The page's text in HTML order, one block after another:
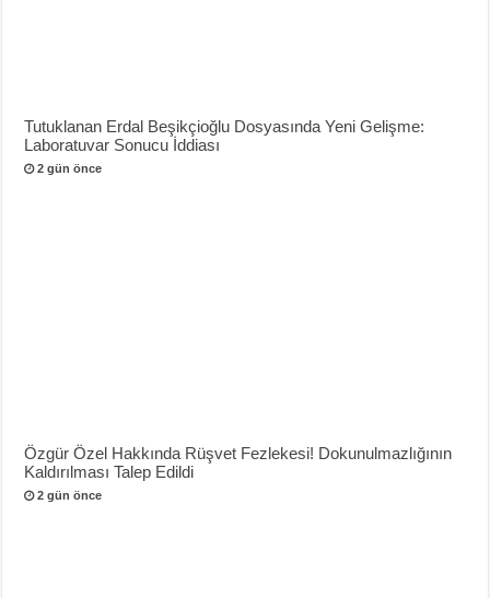
Tutuklanan Erdal Beşikçioğlu Dosyasında Yeni Gelişme:
Laboratuvar Sonucu İddiası
2 gün önce
Özgür Özel Hakkında Rüşvet Fezlekesi! Dokunulmazlığının
Kaldırılması Talep Edildi
2 gün önce